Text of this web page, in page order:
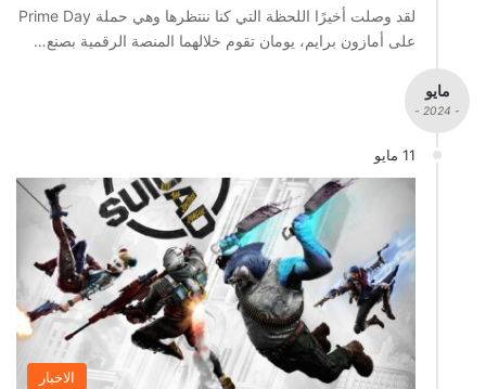
لقد وصلت أخيرًا اللحظة التي كنا ننتظرها وهي حملة Prime Day
على أمازون برايم، يومان تقوم خلالهما المنصة الرقمية بصنع…
مايو
- 2024 -
11 مايو
الاخبار